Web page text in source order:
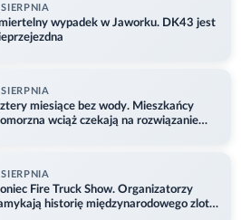
wypadek w Jaworku. DK43 jest
miesiące bez wody. Mieszkańcy
wciąż czekają na rozwiązanie
Fire Truck Show. Organizatorzy
historię międzynarodowego zlotu